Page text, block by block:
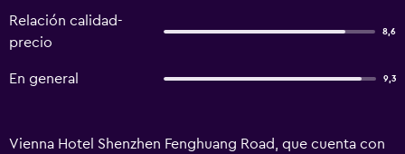
Relación calidad-
precio
8,6
En general 9,3
Vienna Hotel Shenzhen Fenghuang Road, que cuenta con